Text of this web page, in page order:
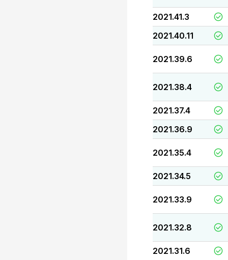
2021.41.3
2021.40.11
2021.39.6
2021.38.4
2021.37.4
2021.36.9
2021.35.4
2021.34.5
2021.33.9
2021.32.8
2021.31.6